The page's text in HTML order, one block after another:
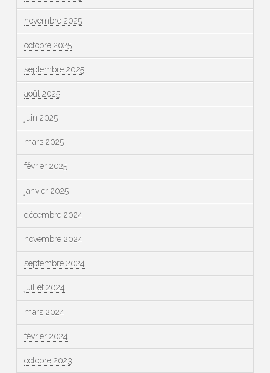
novembre 2025
octobre 2025
septembre 2025
août 2025
juin 2025
mars 2025
février 2025
janvier 2025
décembre 2024
novembre 2024
septembre 2024
juillet 2024
mars 2024
février 2024
octobre 2023